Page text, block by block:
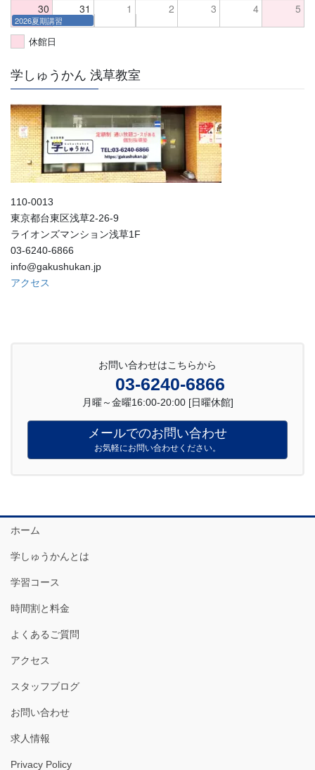
30 31 1 2 3 4 5
2026夏期講習
休館日
学しゅうかん 浅草教室
110-0013
東京都台東区浅草2-26-9
ライオンズマンション浅草1F
03-6240-6866
info@gakushukan.jp
アクセス
お問い合わせはこちらから
03-6240-6866
月曜～金曜16:00-20:00 [日曜休館]
メールでのお問い合わせ
お気軽にお問い合わせください。
ホーム
学しゅうかんとは
学習コース
時間割と料金
よくあるご質問
アクセス
スタッフブログ
お問い合わせ
求人情報
Privacy Policy